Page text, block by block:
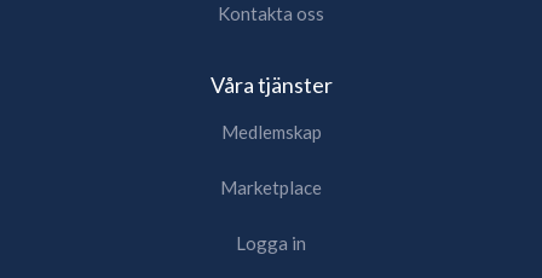
Kontakta oss
Våra tjänster
Medlemskap
Marketplace
Logga in